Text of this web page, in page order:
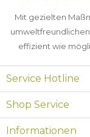
Mit gezielten
umweltfreundlichen
effizient wie
Service Hotline
Shop Service
Informationen